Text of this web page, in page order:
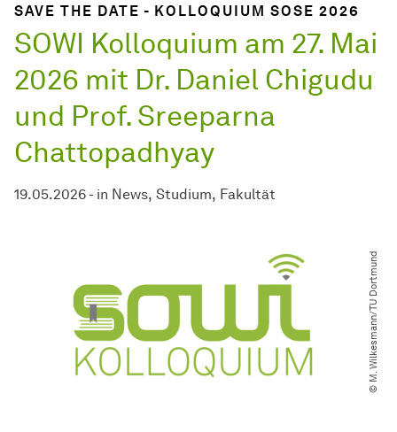
SAVE THE DATE - KOLLOQUIUM SOSE 2026
SOWI Kolloquium am 27. Mai
2026 mit Dr. Daniel Chigudu
und Prof. Sreeparna
Chattopadhyay
19.05.2026 - in News Studium Fakultät
© M. Wilkesmann​/​TU Dortmund